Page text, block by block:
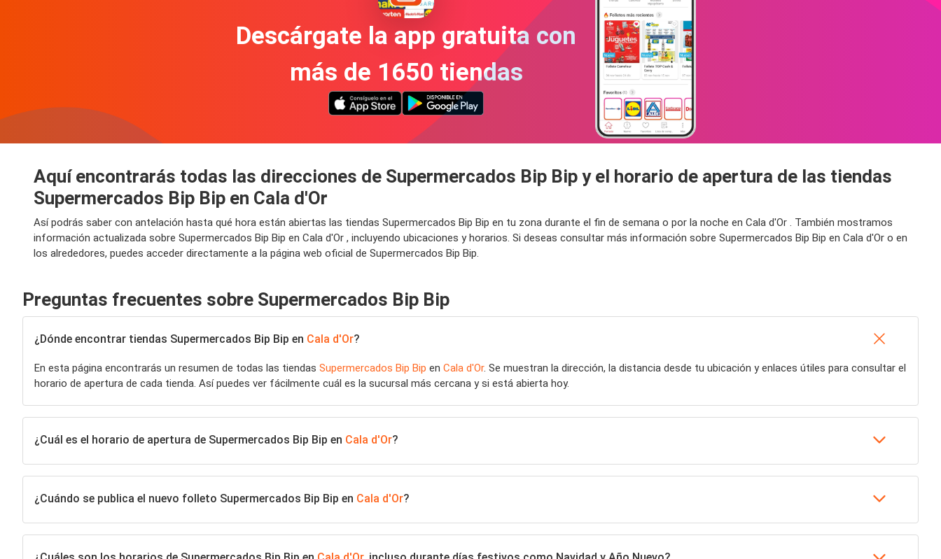
Descárgate la app gratuita con
más de 1650 tiendas
Aquí encontrarás todas las direcciones de Supermercados Bip Bip y el horario de apertura de las tiendas
Supermercados Bip Bip en Cala d'Or
Así podrás saber con antelación hasta qué hora están abiertas las tiendas Supermercados Bip Bip en tu zona durante el fin de semana o por la noche en Cala d'Or . También mostramos
información actualizada sobre Supermercados Bip Bip en Cala d'Or , incluyendo ubicaciones y horarios. Si deseas consultar más información sobre Supermercados Bip Bip en Cala d'Or o en
los alrededores, puedes acceder directamente a la página web oficial de Supermercados Bip Bip.
Preguntas frecuentes sobre Supermercados Bip Bip
¿Dónde encontrar tiendas Supermercados Bip Bip en Cala d'Or?
En esta página encontrarás un resumen de todas las tiendas Supermercados Bip Bip en Cala d'Or. Se muestran la dirección, la distancia desde tu ubicación y enlaces útiles para consultar el
horario de apertura de cada tienda. Así puedes ver fácilmente cuál es la sucursal más cercana y si está abierta hoy.
¿Cuál es el horario de apertura de Supermercados Bip Bip en Cala d'Or?
¿Cuándo se publica el nuevo folleto Supermercados Bip Bip en Cala d'Or?